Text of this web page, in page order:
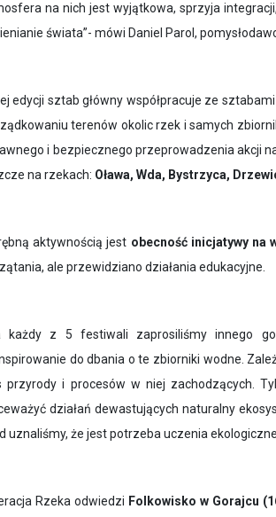
na nich jest wyjątkowa, sprzyja
świata”- mówi Daniel Parol,
edycji sztab główny współpracuje ze
terenów okolic rzek i samych
i bezpiecznego przeprowadzenia akcji
na rzekach: Oława, Wda, Bystrzyca,
aktywnością jest obecność inicjatywy na
ale przewidziano działania edukacyjne.
każdy z 5 festiwali zaprosiliśmy innego
do dbania o te zbiorniki wodne.
przyrody i procesów w niej zachodzących.
działań dewastujących naturalny
uznaliśmy, że jest potrzeba uczenia
Rzeka odwiedzi Folkowisko w Gorajcu